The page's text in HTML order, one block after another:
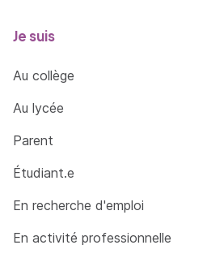
Je suis
Au collège
Au lycée
Parent
Étudiant.e
En recherche d'emploi
En activité professionnelle